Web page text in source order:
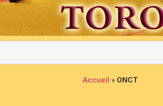
Accueil » ONCT